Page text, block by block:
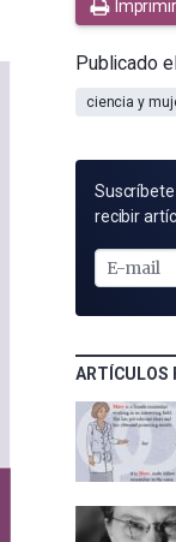
Imprimir
Publicado el
ciencia y
POR
MAIL
recibir
ARTÍCULOS